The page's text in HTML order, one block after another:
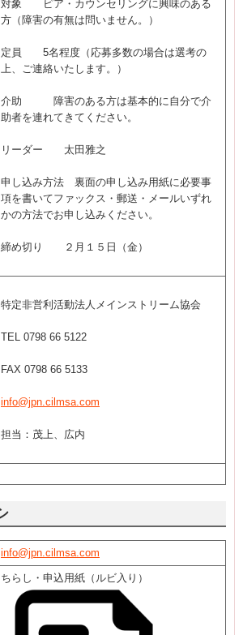
対象 ピア・カウンセリングに興味のある
方（障害の有無は問いません。）
定員 5名程度（応募多数の場合は選考の
上、ご連絡いたします。）
介助 障害のある方は基本的に自分で介
助者を連れてきてください。
リーダー 太田雅之
申し込み方法 裏面の申し込み用紙に必要事
項を書いてファックス・郵送・メールいずれ
かの方法でお申し込みください。
締め切り ２月１５日（金）
特定非営利活動法人メインストリーム協会
TEL 0798 66 5122
FAX 0798 66 5133
info@jpn.cilmsa.com
担当：茂上、広内
info@jpn.cilmsa.com
ちらし・申込用紙（ルビ入り）